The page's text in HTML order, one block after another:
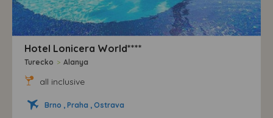
Hotel Lonicera World****
Turecko > Alanya
all inclusive
Brno , Praha , Ostrava